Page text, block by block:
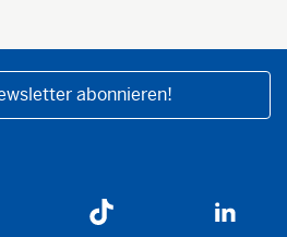
abonnieren!